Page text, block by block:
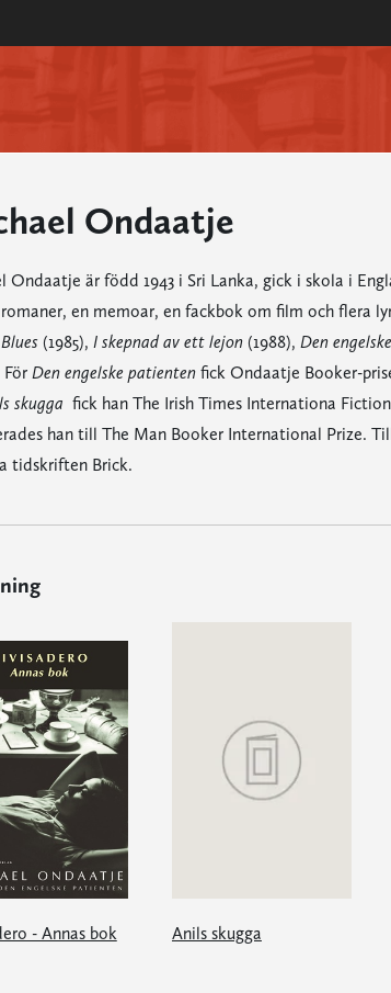
Ondaatje
Ondaatje är född 1943 i Sri Lanka, gick i skola i
en memoar, en fackbok om film och flera
(1985), I skepnad av ett lejon(1988), Den
Den engelske patienten fick Ondaatje Booker-
skugga fick han The Irish Times Internationa
han till The Man Booker International Prize.
tidskriften Brick.
- Annas bok Anils skugga